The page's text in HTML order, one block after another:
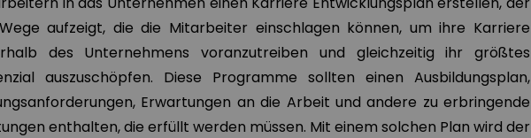
aufzeigt, die die Mitarbeiter einschlagen können, um ihre Karriere
des Unternehmens voranzutreiben und gleichzeitig ihr größtes
auszuschöpfen. Diese Programme sollten einen Ausbildungsplan,
Erwartungen an die Arbeit und andere zu erbringende
enthalten, die erfüllt werden müssen. Mit einem solchen Plan wird der